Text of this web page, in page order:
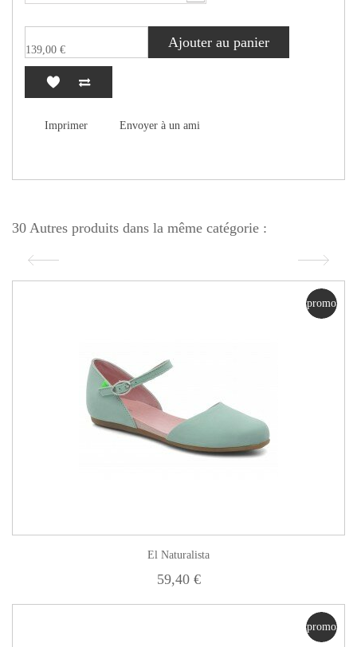
139,00 € Ajouter au panier
Imprimer Envoyer à un ami
30 Autres produits dans la même catégorie :
promo
El Naturalista
59,40 €
promo